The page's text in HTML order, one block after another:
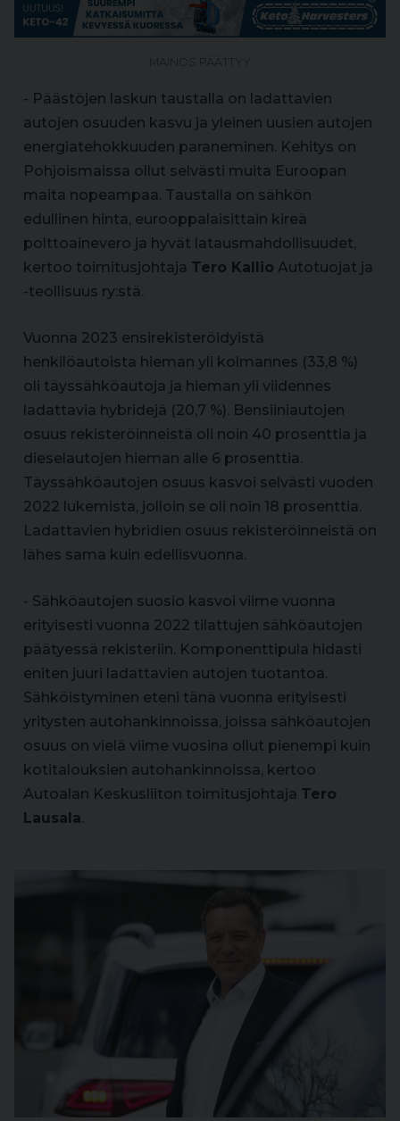
- Päästöjen laskun taustalla on ladattavien
autojen osuuden kasvu ja yleinen uusien autojen
energiatehokkuuden paraneminen. Kehitys on
Pohjoismaissa ollut selvästi muita Euroopan
maita nopeampaa. Taustalla on sähkön
edullinen hinta, eurooppalaisittain kireä
polttoainevero ja hyvät latausmahdollisuudet,
kertoo toimitusjohtaja Tero Kallio Autotuojat ja
-teollisuus ry:stä.
Vuonna 2023 ensirekisteröidyistä
henkilöautoista hieman yli kolmannes (33,8 %)
oli täyssähköautoja ja hieman yli viidennes
ladattavia hybridejä (20,7 %). Bensiiniautojen
osuus rekisteröinneistä oli noin 40 prosenttia ja
dieselautojen hieman alle 6 prosenttia.
Täyssähköautojen osuus kasvoi selvästi vuoden
2022 lukemista, jolloin se oli noin 18 prosenttia.
Ladattavien hybridien osuus rekisteröinneistä on
lähes sama kuin edellisvuonna.
- Sähköautojen suosio kasvoi viime vuonna
erityisesti vuonna 2022 tilattujen sähköautojen
päätyessä rekisteriin. Komponenttipula hidasti
eniten juuri ladattavien autojen tuotantoa.
Sähköistyminen eteni tänä vuonna erityisesti
yritysten autohankinnoissa, joissa sähköautojen
osuus on vielä viime vuosina ollut pienempi kuin
kotitalouksien autohankinnoissa, kertoo
Autoalan Keskusliiton toimitusjohtaja Tero
Lausala.